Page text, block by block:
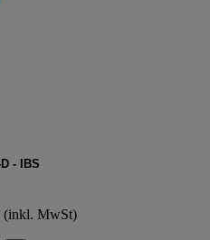
- IBS
(inkl. MwSt)